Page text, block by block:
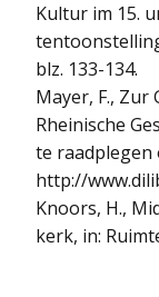
Kultur im 15.
blz. 133-134.
Mayer, F., Zur
Rheinische
te raadplegen
http://
Knoors, H.,
kerk, in: